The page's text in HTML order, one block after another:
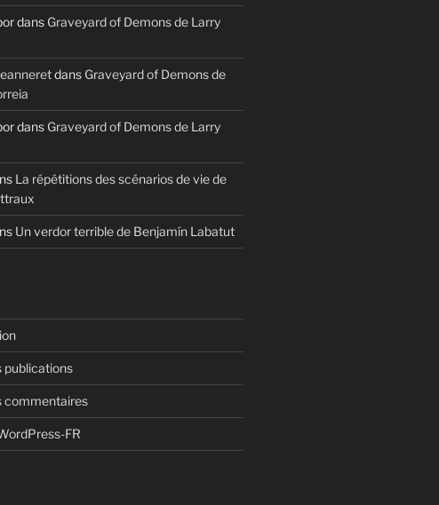
dans Graveyard of Demons de Larry
dans Graveyard of Demons de
dans Graveyard of Demons de Larry
La répétitions des scénarios de vie de
Un verdor terrible de Benjamín Labatut
publications
commentaires
FR